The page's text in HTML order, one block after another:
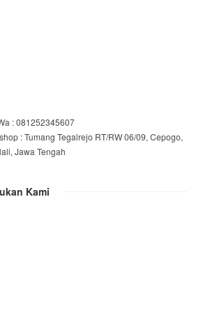
: 081252345607
: Tumang Tegalrejo RT/RW 06/09, Cepogo,
Jawa Tengah
Kami